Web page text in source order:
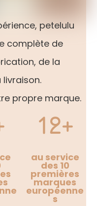
petelulu
complète de
de la
propre marque.
12+
au service
des 10
premières
marques
européenne
s